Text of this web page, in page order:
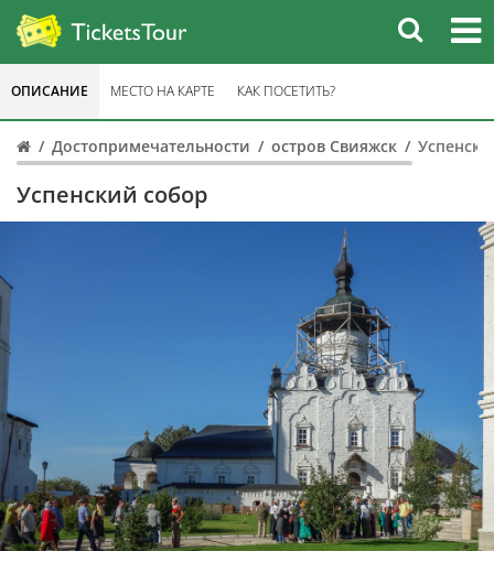
Достопримечательности остров Свияжск
Успенский собор
ОПИСАНИЕ МЕСТО НА КАРТЕ КАК ПОСЕТИТЬ?